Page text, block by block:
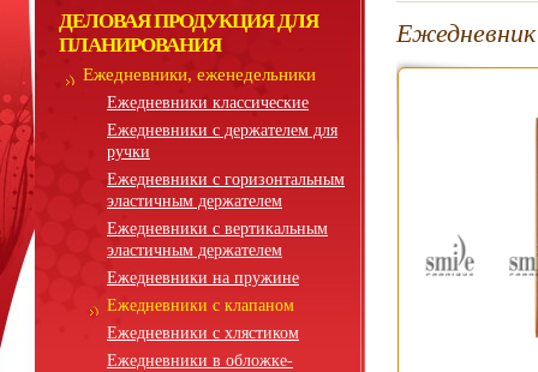
ДЕЛОВАЯ ПРОДУКЦИЯ ДЛЯ
ПЛАНИРОВАНИЯ
Ежедневники, еженедельники
Ежедневники классические
Ежедневники с держателем для
ручки
Ежедневники с горизонтальным
эластичным держателем
Ежедневники с вертикальным
эластичным держателем
Ежедневники на пружине
Ежедневники с клапаном
Ежедневники с хлястиком
Ежедневники в обложке-